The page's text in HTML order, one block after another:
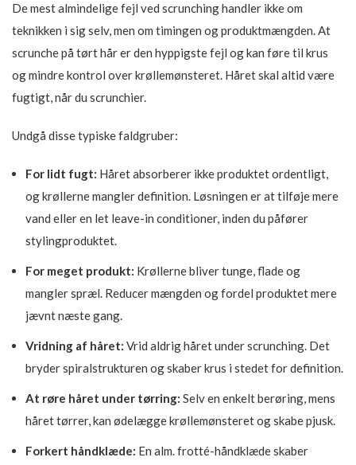
De mest almindelige fejl ved scrunching handler ikke om
teknikken i sig selv, men om timingen og produktmængden. At
scrunche på tørt hår er den hyppigste fejl og kan føre til krus
og mindre kontrol over krøllemønsteret. Håret skal altid være
fugtigt, når du scrunchier.
Undgå disse typiske faldgruber:
For lidt fugt: Håret absorberer ikke produktet ordentligt,
og krøllerne mangler definition. Løsningen er at tilføje mere
vand eller en let leave-in conditioner, inden du påfører
stylingproduktet.
For meget produkt: Krøllerne bliver tunge, flade og
mangler spræl. Reducer mængden og fordel produktet mere
jævnt næste gang.
Vridning af håret: Vrid aldrig håret under scrunching. Det
bryder spiralstrukturen og skaber krus i stedet for definition.
At røre håret under tørring: Selv en enkelt berøring, mens
håret tørrer, kan ødelægge krøllemønsteret og skabe pjusk.
Forkert håndklæde: En alm. frotté-håndklæde skaber